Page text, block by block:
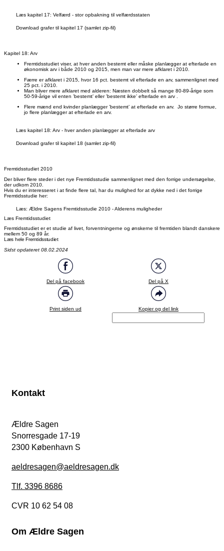
Læs kapitel 17: Velfærd - stor opbakning til velfærdsstaten
Download grafer til kapitel 17 (samlet zip-fil)
Kapitel 18: Arv
Fremtidsstudiet viser, at hver anden bestemt eller måske planlægger at efterlade en
økonomisk arv i både 2010 og 2015, men man var mere afklaret i 2010.
Færre er afklaret i 2015, hvor 16 pct. bestemt vil efterlade en arv, sammenlignet med
25 pct. i 2010.
Man bliver mere afklaret med alderen: Næsten dobbelt så mange 80-89-årige som
50-59-årige vil enten ’bestemt’ eller ’bestemt ikke’ efterlade en arv .
Flere mænd end kvinder planlægger ’bestemt’ at efterlade en arv. Jo større formue,
jo flere planlægger at efterlade en arv.
Læs kapitel 18: Arv - hver anden planlægger at efterlade arv
Download grafer til kapitel 18 (samlet zip-fil)
Fremtidsstudiet 2010
Der bliver flere steder i det nye Fremtidsstudie sammenlignet med den forrige undersøgelse,
der udkom 2010.
Hvis du er interesseret i at finde flere tal, har du mulighed for at dykke ned i det forrige
Fremtidsstudie her:
Læs: Ældre Sagens Fremtidsstudie 2010 - Alderens muligheder
Læs Fremtidsstudiet
Fremtidsstudiet er et studie af livet, forventningerne og ønskerne til fremtiden blandt danskere
mellem 50 og 89 år.
Læs hele Fremtidsstudiet
Sidst opdateret 08.02.2024
Del på facebook Del på X
Print siden ud Kopier og del link
Kontakt
Ældre Sagen
Snorresgade 17-19
2300 København S
aeldresagen@aeldresagen.dk
Tlf. 3396 8686
CVR 10 62 54 08
Om Ældre Sagen